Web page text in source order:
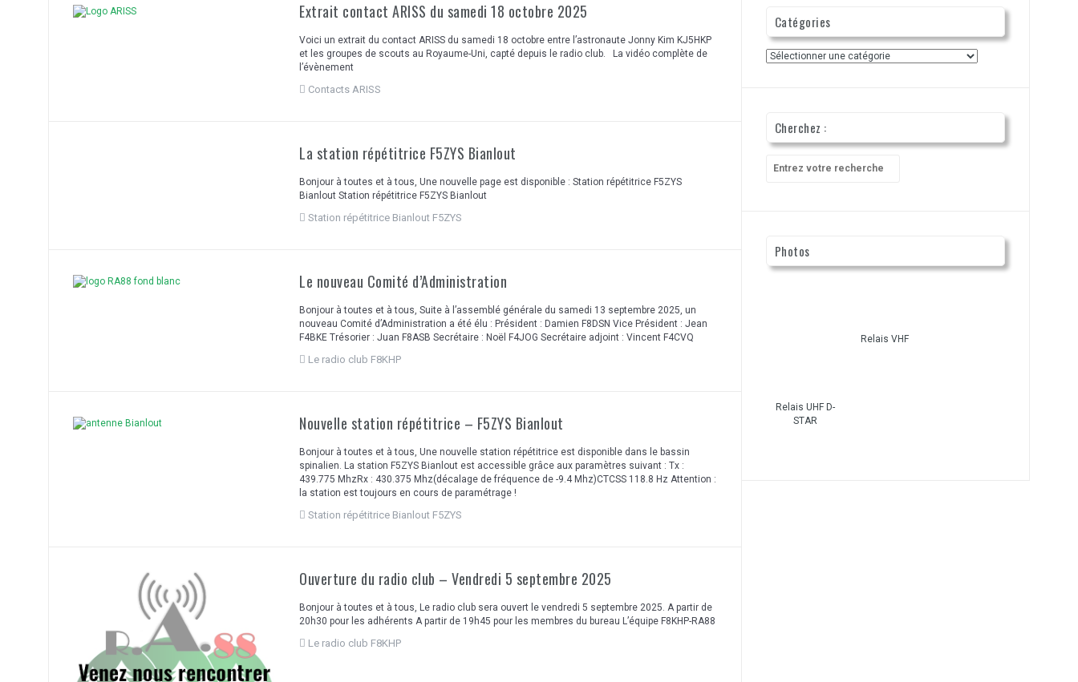
Extrait contact ARISS du samedi 18 octobre 2025
Voici un extrait du contact ARISS du samedi 18 octobre entre l’astronaute Jonny Kim KJ5HKP
et les groupes de scouts au Royaume-Uni, capté depuis le radio club. La vidéo complète de
l’évènement
Contacts ARISS
La station répétitrice F5ZYS Bianlout
Bonjour à toutes et à tous, Une nouvelle page est disponible : Station répétitrice F5ZYS
Bianlout Station répétitrice F5ZYS Bianlout
Station répétitrice Bianlout F5ZYS
Le nouveau Comité d’Administration
Bonjour à toutes et à tous, Suite à l’assemblé générale du samedi 13 septembre 2025, un
nouveau Comité d’Administration a été élu : Président : Damien F8DSN Vice Président : Jean
F4BKE Trésorier : Juan F8ASB Secrétaire : Noël F4JOG Secrétaire adjoint : Vincent F4CVQ
Le radio club F8KHP
Nouvelle station répétitrice – F5ZYS Bianlout
Bonjour à toutes et à tous, Une nouvelle station répétitrice est disponible dans le bassin
spinalien. La station F5ZYS Bianlout est accessible grâce aux paramètres suivant : Tx :
439.775 MhzRx : 430.375 Mhz(décalage de fréquence de -9.4 Mhz)CTCSS 118.8 Hz Attention :
la station est toujours en cours de paramétrage !
Station répétitrice Bianlout F5ZYS
Ouverture du radio club – Vendredi 5 septembre 2025
Bonjour à toutes et à tous, Le radio club sera ouvert le vendredi 5 septembre 2025. A partir de
20h30 pour les adhérents A partir de 19h45 pour les membres du bureau L’équipe F8KHP-RA88
Le radio club F8KHP
Catégories
Catégories
Cherchez :
pour
Photos
Relais VHF
Relais UHF D-
STAR